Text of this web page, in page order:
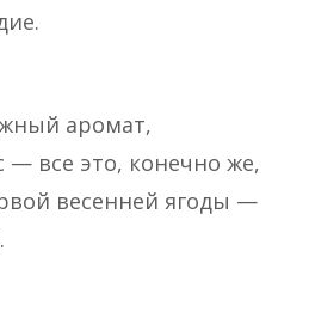
аромат,
— все это, конечно же,
весенней ягоды —